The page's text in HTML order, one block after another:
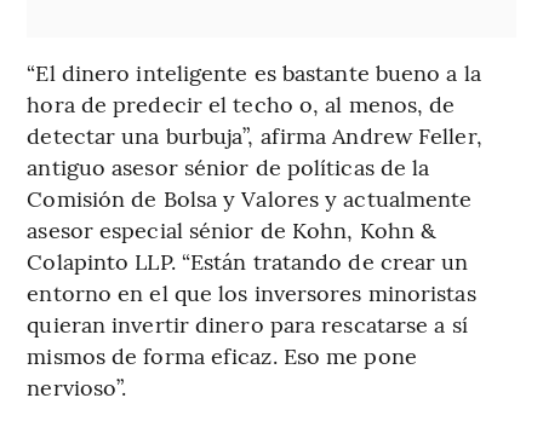
“El dinero inteligente es bastante bueno a la
hora de predecir el techo o, al menos, de
detectar una burbuja”, afirma Andrew Feller,
antiguo asesor sénior de políticas de la
Comisión de Bolsa y Valores y actualmente
asesor especial sénior de Kohn, Kohn &
Colapinto LLP. “Están tratando de crear un
entorno en el que los inversores minoristas
quieran invertir dinero para rescatarse a sí
mismos de forma eficaz. Eso me pone
nervioso”.